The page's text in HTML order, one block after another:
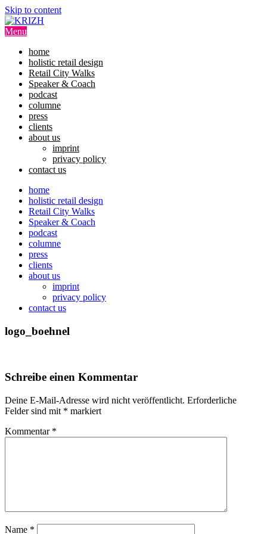
Skip to content
Menu
home
holistic retail design
Retail City Walks
Speaker & Coach
podcast
columne
press
clients
about us
imprint
privacy policy
contact us
home
holistic retail design
Retail City Walks
Speaker & Coach
podcast
columne
press
clients
about us
imprint
privacy policy
contact us
logo_boehnel
Schreibe einen Kommentar
Deine E-Mail-Adresse wird nicht veröffentlicht. Erforderliche
Felder sind mit * markiert
Kommentar *
Name *